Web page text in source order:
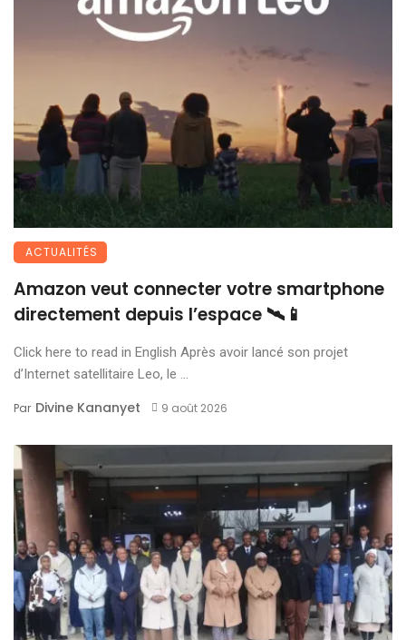
ACTUALITÉS
Amazon veut connecter votre smartphone
directement depuis l’espace 🛰️📱
Click here to read in English Après avoir lancé son projet
d’Internet satellitaire Leo, le ...
Par Divine Kananyet 9 août 2026